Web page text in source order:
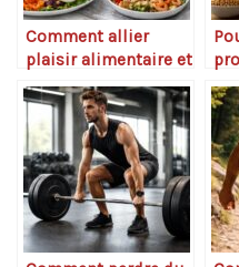
Comment allier
plaisir alimentaire et
performance